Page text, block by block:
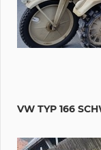
VW TYP 166